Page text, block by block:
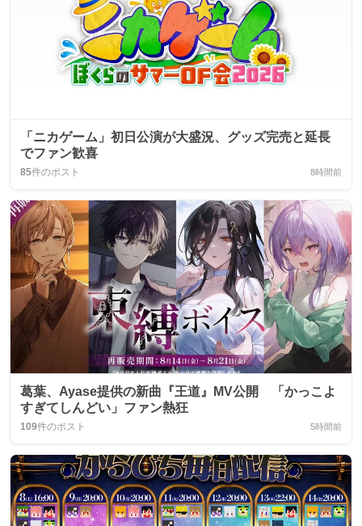
「ニカゲーム」初日公演が大盛況、グッズ完売と延長
でファン歓喜
85件のポスト 8時間前
葛葉、Ayase提供の新曲『王道』MV公開 「かっこよ
すぎてしんどい」ファン熱狂
109件のポスト 5時間前